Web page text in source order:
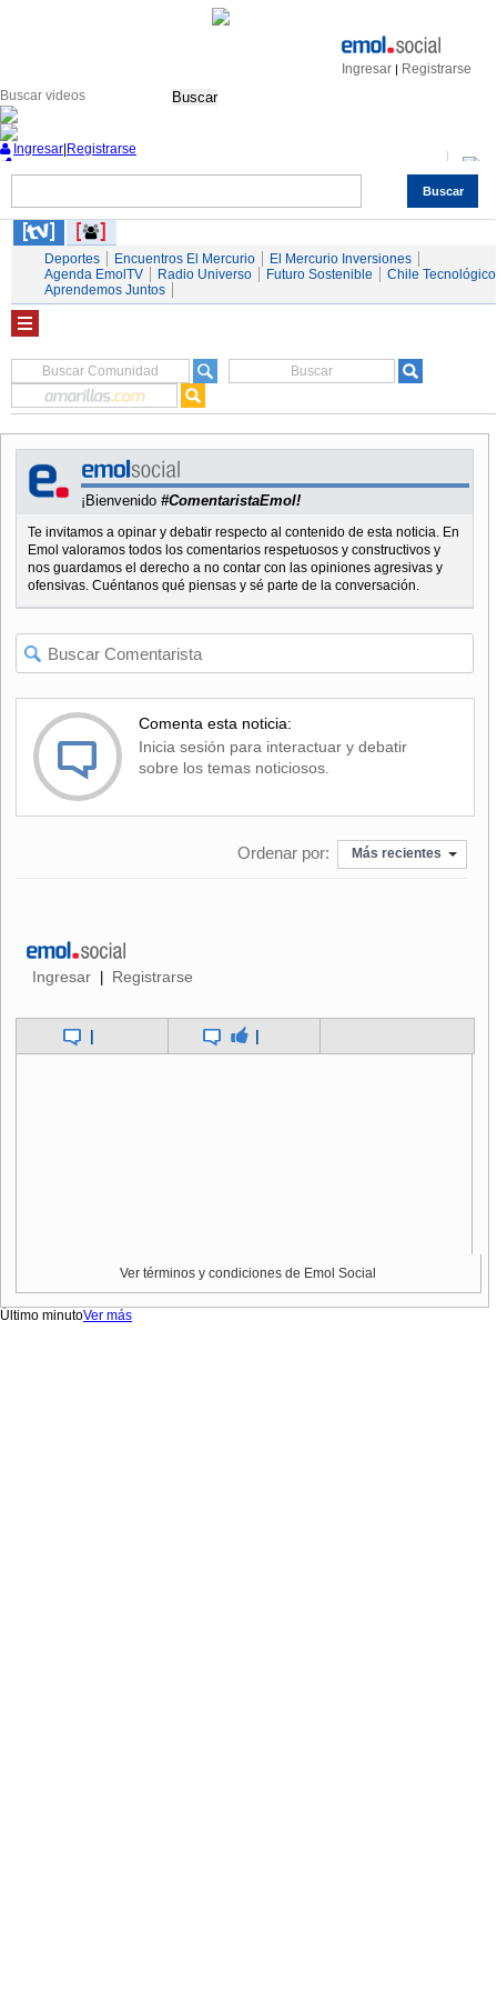
Ingresar | Registrarse
Buscar
Buscar
Ingresar Registrarse
Servicios
Deportes Encuentros El Mercurio
El Mercurio Inversiones
Agenda EmolTV
Radio Universo Futuro Sostenible
Chile Tecnológico
Aprendemos Juntos
¡Bienvenido #ComentaristaEmol!
Te invitamos a opinar y debatir respecto al contenido de esta noticia. En
Emol valoramos todos los comentarios respetuosos y constructivos y
nos guardamos el derecho a no contar con las opiniones agresivas y
ofensivas. Cuéntanos qué piensas y sé parte de la conversación.
Comenta esta noticia:
Inicia sesión para interactuar y debatir
sobre los temas noticiosos.
Ordenar por: Más recientes
Ingresar | Registrarse
| |
Ver términos y condiciones de Emol Social
Último minutoVer más